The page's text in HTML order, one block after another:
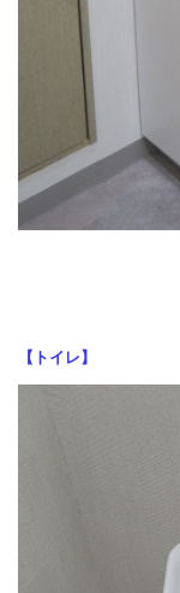
【トイレ】